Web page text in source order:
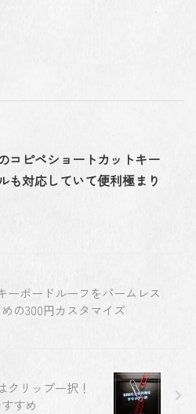
コピペショートカットキー
も対応していて便利極まり
ーボードルーフをパームレス
めの300円カスタマイズ
クリップ一択！
すめ